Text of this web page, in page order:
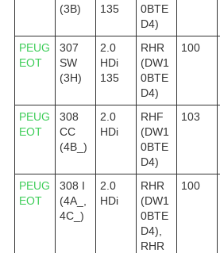
(3B)
135
0BTE
D4)
PEUG
EOT
307
SW
(3H)
2.0
HDi
135
RHR
(DW1
0BTE
D4)
100
PEUG
EOT
308
CC
(4B_)
2.0
HDi
RHF
(DW1
0BTE
D4)
103
PEUG
EOT
308 I
(4A_,
4C_)
2.0
HDi
RHR
(DW1
0BTE
D4),
RHR
100